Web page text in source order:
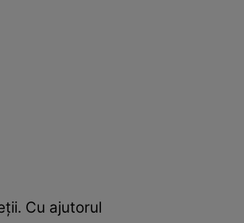
Cu ajutorul